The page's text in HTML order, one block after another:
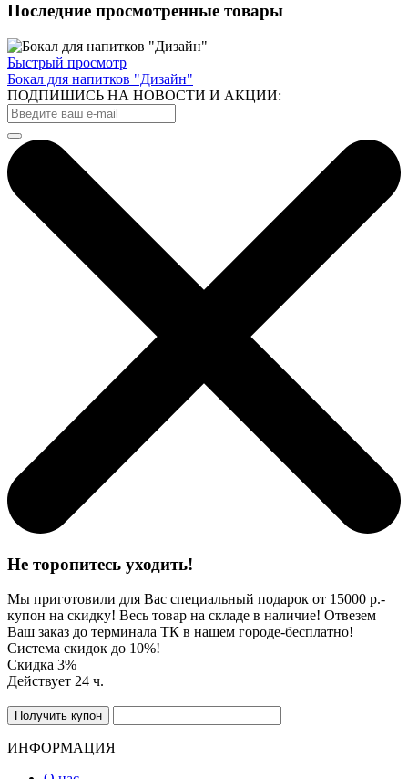
Последние просмотренные товары
Быстрый просмотр
Бокал для напитков "Дизайн"
ПОДПИШИСЬ НА НОВОСТИ И АКЦИИ:
Не торопитесь уходить!
Мы приготовили для Вас специальный подарок от 15000 р.-
купон на скидку! Весь товар на складе в наличие! Отвезем
Ваш заказ до терминала ТК в нашем городе-бесплатно!
Система скидок до 10%!
Скидка 3%
Действует 24 ч.
ИНФОРМАЦИЯ